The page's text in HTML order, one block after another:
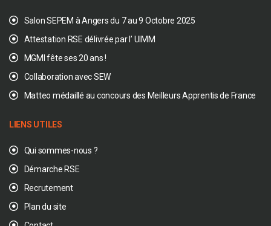
Salon SEPEM à Angers du 7 au 9 Octobre 2025
Attestation RSE délivrée par l’ UIMM
MGMI fête ses 20 ans !
Collaboration avec SEW
Matteo médaillé au concours des Meilleurs Apprentis de France
LIENS UTILES
Qui sommes-nous ?
Démarche RSE
Recrutement
Plan du site